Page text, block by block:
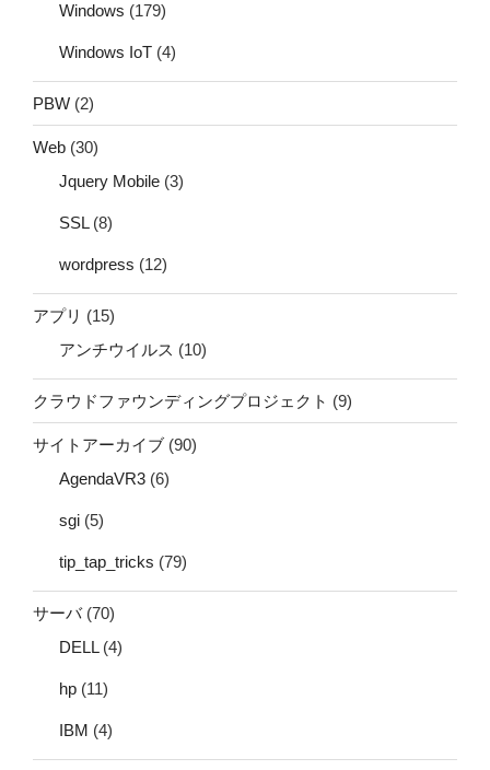
Windows (179)
Windows IoT (4)
PBW (2)
Web (30)
Jquery Mobile (3)
SSL(8)
wordpress (12)
アプリ (15)
アンチウイルス (10)
クラウドファウンディングプロジェクト (9)
サイトアーカイブ (90)
AgendaVR3 (6)
sgi (5)
tip_tap_tricks (79)
サーバ(70)
DELL(4)
hp (11)
IBM (4)